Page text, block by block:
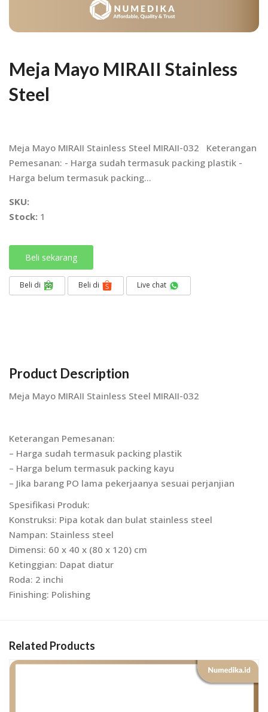
Meja Mayo MIRAII Stainless
Steel
Meja Mayo MIRAII Stainless Steel MIRAII-032 Keterangan
Pemesanan: - Harga sudah termasuk packing plastik -
Harga belum termasuk packing...
SKU:
Stock: 1
Beli sekarang
Beli di Beli di Live chat
Product Description
Meja Mayo MIRAII Stainless Steel MIRAII-032
Keterangan Pemesanan:
– Harga sudah termasuk packing plastik
– Harga belum termasuk packing kayu
– Jika barang PO lama pekerjaanya sesuai perjanjian
Spesifikasi Produk:
Konstruksi: Pipa kotak dan bulat stainless steel
Nampan: Stainless steel
Dimensi: 60 x 40 x (80 x 120) cm
Ketinggian: Dapat diatur
Roda: 2 inchi
Finishing: Polishing
Related Products